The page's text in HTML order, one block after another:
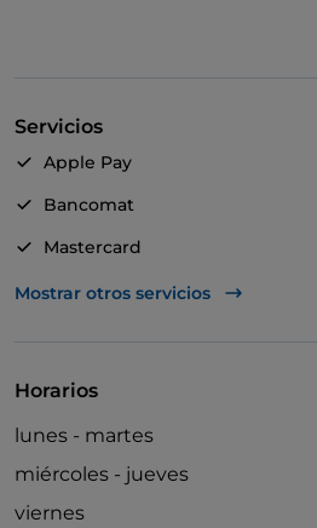
Servicios
Apple Pay
Bancomat
Mastercard
TheFork PAY
Mostrar otros servicios
Horarios
lunes - martes
miércoles - jueves
viernes